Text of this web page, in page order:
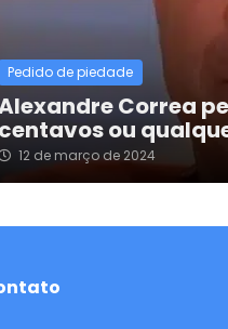
Pedido de piedade
Correa
centavos ou
12 de março de 2024